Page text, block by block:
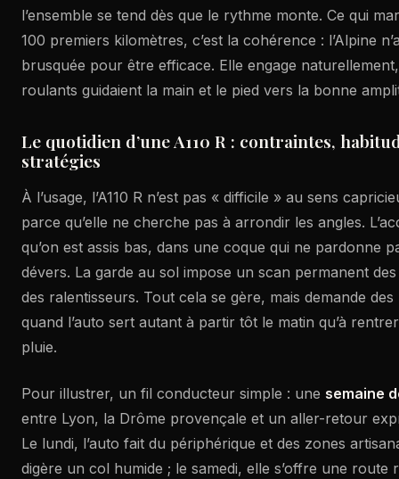
l’ensemble se tend dès que le rythme monte. Ce qui
100 premiers kilomètres, c’est la cohérence : l’Alpine
brusquée pour être efficace. Elle engage
roulants guidaient la main et le pied vers la bonne
Le quotidien d’une A110 R : contraintes,
stratégies
À l’usage, l’A110 R n’est pas « difficile » au sens
parce qu’elle ne cherche pas à arrondir les angles.
qu’on est assis bas, dans une coque qui ne pardonne
dévers. La garde au sol impose un scan permanent
des ralentisseurs. Tout cela se gère, mais demande
quand l’auto sert autant à partir tôt le matin qu’à
pluie.
Pour illustrer, un fil conducteur simple : une semaine
entre Lyon, la Drôme provençale et un aller-retour
Le lundi, l’auto fait du périphérique et des zones
digère un col humide ; le samedi, elle s’offre une route